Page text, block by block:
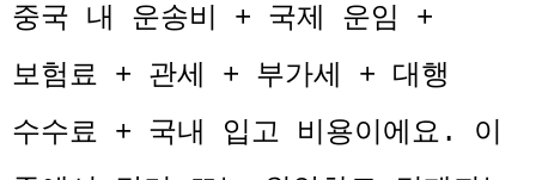
중국 내 운송비 + 국제 운임 +
보험료 + 관세 + 부가세 + 대행
수수료 + 국내 입고 비용이에요. 이